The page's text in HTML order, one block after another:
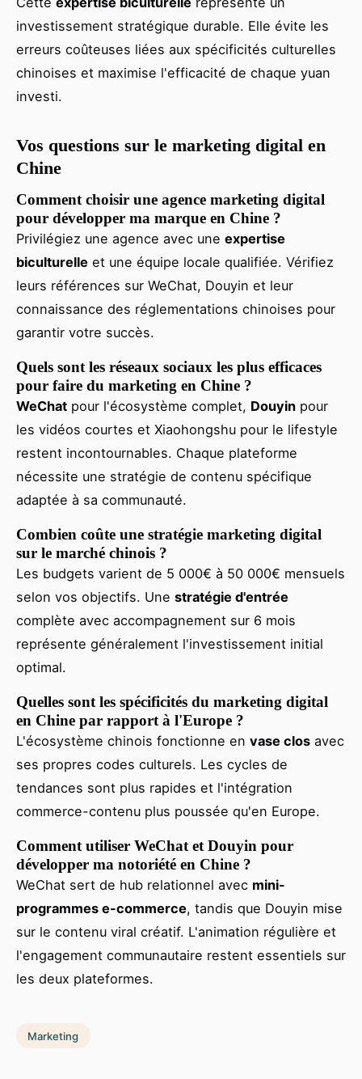
investissement stratégique durable. Elle évite les
erreurs coûteuses liées aux spécificités culturelles
chinoises et maximise l'efficacité de chaque yuan
investi.
Vos questions sur le marketing digital en
Chine
Comment choisir une agence marketing digital
pour développer ma marque en Chine ?
Privilégiez une agence avec une expertise
biculturelle et une équipe locale qualifiée. Vérifiez
leurs références sur WeChat, Douyin et leur
connaissance des réglementations chinoises pour
garantir votre succès.
Quels sont les réseaux sociaux les plus efficaces
pour faire du marketing en Chine ?
WeChat pour l'écosystème complet, Douyin pour
les vidéos courtes et Xiaohongshu pour le lifestyle
restent incontournables. Chaque plateforme
nécessite une stratégie de contenu spécifique
adaptée à sa communauté.
Combien coûte une stratégie marketing digital
sur le marché chinois ?
Les budgets varient de 5 000€ à 50 000€ mensuels
selon vos objectifs. Une stratégie d'entrée
complète avec accompagnement sur 6 mois
représente généralement l'investissement initial
optimal.
Quelles sont les spécificités du marketing digital
en Chine par rapport à l'Europe ?
L'écosystème chinois fonctionne en vase clos avec
ses propres codes culturels. Les cycles de
tendances sont plus rapides et l'intégration
commerce-contenu plus poussée qu'en Europe.
Comment utiliser WeChat et Douyin pour
développer ma notoriété en Chine ?
WeChat sert de hub relationnel avec mini-
programmes e-commerce, tandis que Douyin mise
sur le contenu viral créatif. L'animation régulière et
l'engagement communautaire restent essentiels sur
les deux plateformes.
Marketing